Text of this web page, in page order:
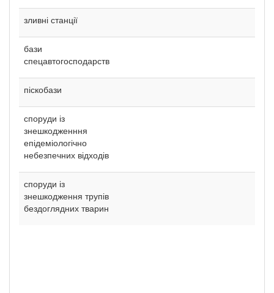
зливні станції
бази
спецавтогосподарств
піскобази
споруди із
знешкодженння
епідеміологічно
небезпечних відходів
споруди із
знешкодження трупів
бездоглядних тварин